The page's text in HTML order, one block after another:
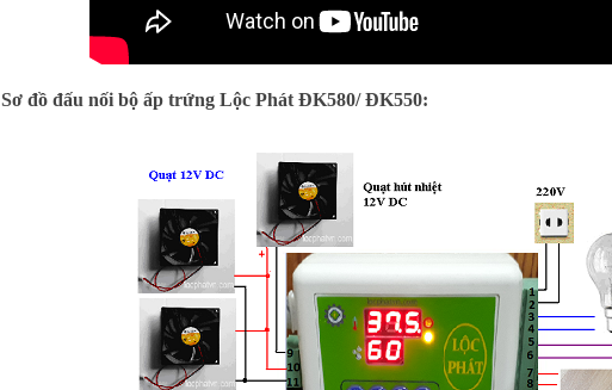
Sơ đồ đấu nối bộ ấp trứng Lộc Phát ĐK580/ ĐK550: